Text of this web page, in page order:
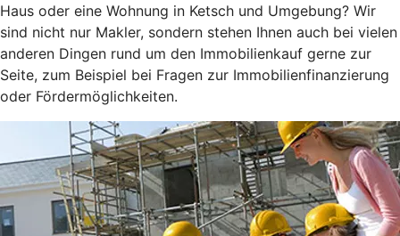
Haus oder eine Wohnung in Ketsch und Umgebung? Wir
sind nicht nur Makler, sondern stehen Ihnen auch bei vielen
anderen Dingen rund um den Immobilienkauf gerne zur
Seite, zum Beispiel bei Fragen zur Immobilienfinanzierung
oder Fördermöglichkeiten.